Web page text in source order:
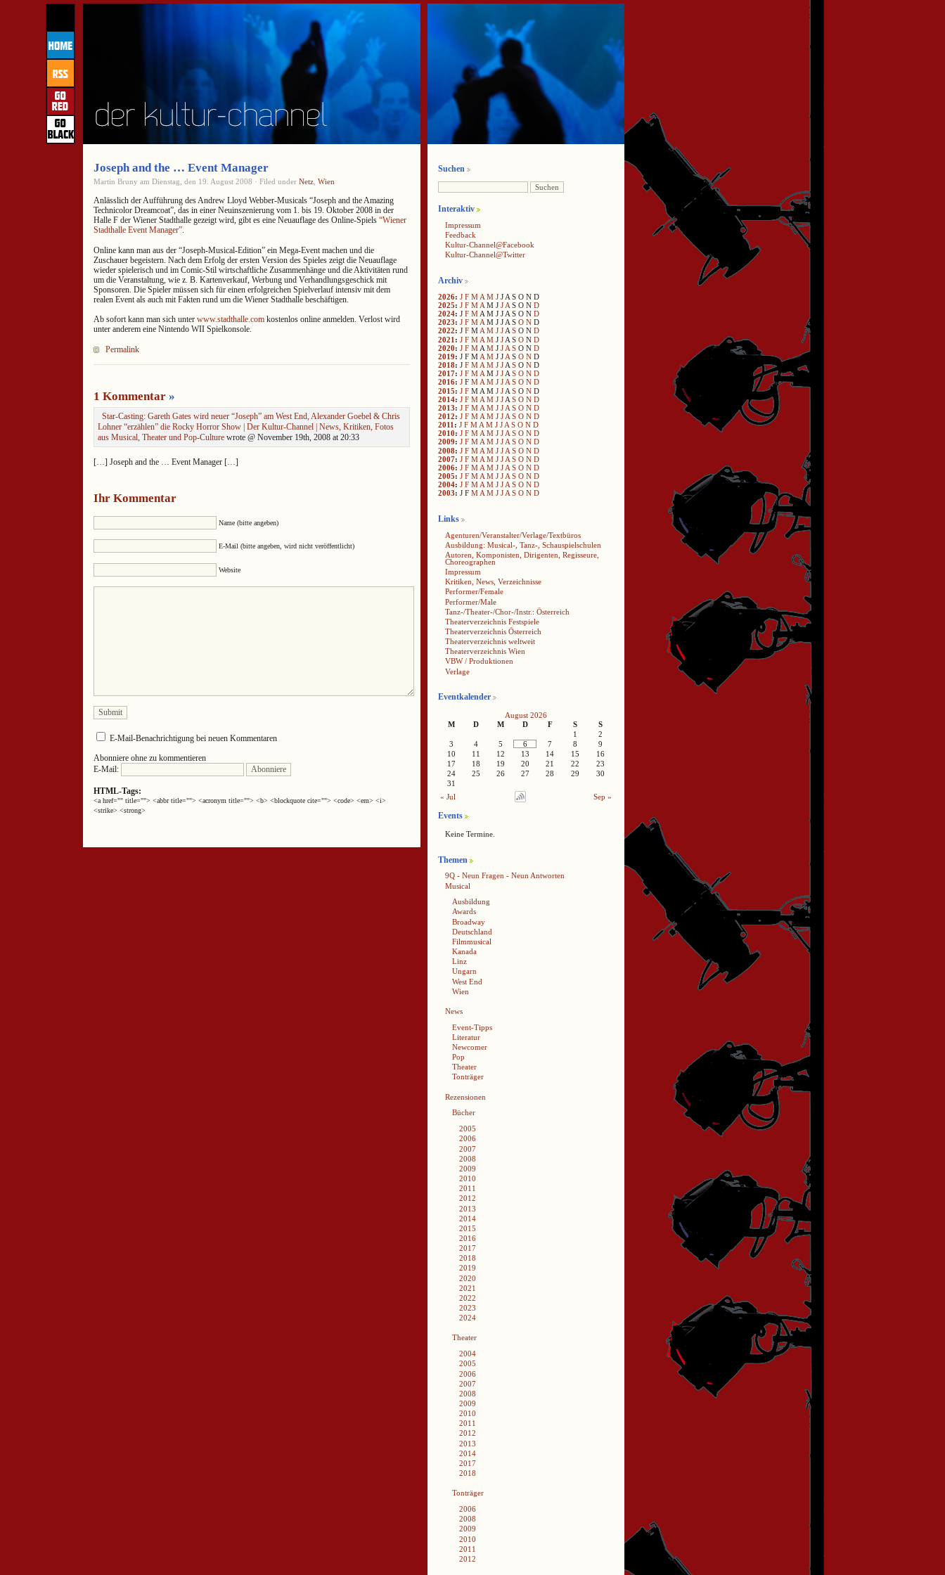
Joseph and the … Event Manager
Martin Bruny am Dienstag, den 19. August 2008 · Filed under Netz Wien
Anlässlich der Aufführung des Andrew Lloyd Webber-Musicals “Joseph and the Amazing
Technicolor Dreamcoat”, das in einer Neuinszenierung vom 1. bis 19. Oktober 2008 in der
Halle F der Wiener Stadthalle gezeigt wird, gibt es eine Neuauflage des Online-Spiels “Wiener
Stadthalle Event Manager”.
Online kann man aus der “Joseph-Musical-Edition” ein Mega-Event machen und die
Zuschauer begeistern. Nach dem Erfolg der ersten Version des Spieles zeigt die Neuauflage
wieder spielerisch und im Comic-Stil wirtschaftliche Zusammenhänge und die Aktivitäten rund
um die Veranstaltung, wie z. B. Kartenverkauf, Werbung und Verhandlungsgeschick mit
Sponsoren. Die Spieler müssen sich für einen erfolgreichen Spielverlauf intensiv mit dem
realen Event als auch mit Fakten rund um die Wiener Stadthalle beschäftigen.
Ab sofort kann man sich unter www.stadthalle.com kostenlos online anmelden. Verlost wird
unter anderem eine Nintendo WII Spielkonsole.
Permalink
1 Kommentar »
Star-Casting: Gareth Gates wird neuer “Joseph” am West End, Alexander Goebel & Chris
Lohner “erzählen” die Rocky Horror Show | Der Kultur-Channel | News, Kritiken, Fotos
aus Musical, Theater und Pop-Culture wrote @ November 19th, 2008 at 20:33
[…] Joseph and the … Event Manager […]
Ihr Kommentar
Name (bitte angeben)
E-Mail (bitte angeben, wird nicht veröffentlicht)
Website
E-Mail-Benachrichtigung bei neuen Kommentaren
Abonniere ohne zu kommentieren
E-Mail:
HTML-Tags:
<a href="" title=""> <abbr title=""> <acronym title=""> <b> <blockquote cite=""> <code> <em> <i>
<strike> <strong>
Suchen
Interaktiv
Impressum
Feedback
Kultur-Channel@Facebook
Kultur-Channel@Twitter
Archiv
2026: J F M A M J J A S O N D
2025: J F M A M J J A S O N D
2024: J F M A M J J A S O N D
2023: J F M A M J J A S O N D
2022: J F MA M J JA S O N D
2021 : J F M A M J J A S O N D
2020: J F M A M J J A S O N D
2019: J F M A M J J A S O N D
2018: J F M A M J J A S O N D
2017: J F M A M J J A S O N D
2016: J F M A M J J A S O N D
2015: J F M A M J J A S O N D
2014: J F M A M J J A S O N D
2013: J F M A M J J A S O N D
2012: J F M A M J J A S O N D
2011 : J F M A M J J A S O N D
2010: J F M A M J J A S O N D
2009: J F MA M J JA S O N D
2008: J F M A M J J A S O N D
2007: J F M A M J J A S O N D
2006: J F M A M J J A S O N D
2005: J F M A M J J A S O N D
2004: J F M A M J J A S O N D
2003: J F M A M J J A S O N D
Links
Agenturen/Veranstalter/Verlage/Textbüros
Ausbildung: Musical-, Tanz-, Schauspielschulen
Autoren, Komponisten, Dirigenten, Regisseure,
Choreographen
Impressum
Kritiken, News, Verzeichnisse
Performer/Female
Performer/Male
Tanz-/Theater-/Chor-/Instr.: Österreich
Theaterverzeichnis Festspiele
Theaterverzeichnis Österreich
Theaterverzeichnis weltweit
Theaterverzeichnis Wien
VBW / Produktionen
Verlage
Eventkalender
August 2026
M
D M D F S
S
1
2
3
4 5 6 7 8
9
10
11 12 13 14 15
16
17
18 19 20 21 22
23
24
25 26 27 28 29
30
31
« Jul
Sep »
Events
Keine Termine.
Themen
9Q - Neun Fragen - Neun Antworten
Musical
Ausbildung
Awards
Broadway
Deutschland
Filmmusical
Kanada
Linz
Ungarn
West End
Wien
News
Event-Tipps
Literatur
Newcomer
Pop
Theater
Tonträger
Rezensionen
Bücher
2005
2006
2007
2008
2009
2010
2011
2012
2013
2014
2015
2016
2017
2018
2019
2020
2021
2022
2023
2024
Theater
2004
2005
2006
2007
2008
2009
2010
2011
2012
2013
2014
2017
2018
Tonträger
2006
2008
2009
2010
2011
2012